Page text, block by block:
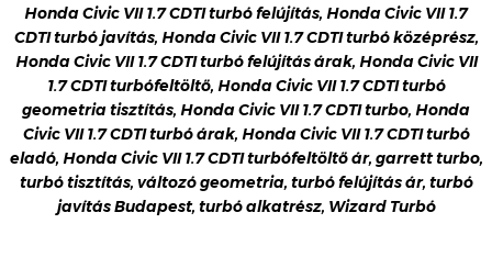
Honda Civic VII 1.7 CDTI turbó felújítás, Honda Civic VII 1.7
CDTI turbó javítás, Honda Civic VII 1.7 CDTI turbó középrész,
Honda Civic VII 1.7 CDTI turbó felújítás árak, Honda Civic VII
1.7 CDTI turbófeltöltő, Honda Civic VII 1.7 CDTI turbó
geometria tisztítás, Honda Civic VII 1.7 CDTI turbo, Honda
Civic VII 1.7 CDTI turbó árak, Honda Civic VII 1.7 CDTI turbó
eladó, Honda Civic VII 1.7 CDTI turbófeltöltő ár, garrett turbo,
turbó tisztítás, változó geometria, turbó felújítás ár, turbó
javítás Budapest, turbó alkatrész, Wizard Turbó